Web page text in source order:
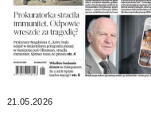
21.05.2026